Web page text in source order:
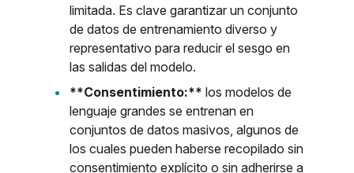
limitada. Es clave garantizar un conjunto
de datos de entrenamiento diverso y
representativo para reducir el sesgo en
las salidas del modelo.
**Consentimiento:** los modelos de
lenguaje grandes se entrenan en
conjuntos de datos masivos, algunos de
los cuales pueden haberse recopilado sin
consentimiento explícito o sin adherirse a